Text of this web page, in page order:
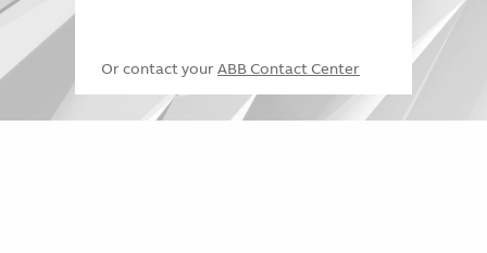
Or contact your ABB Contact Center